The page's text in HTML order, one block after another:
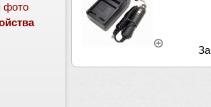
фото